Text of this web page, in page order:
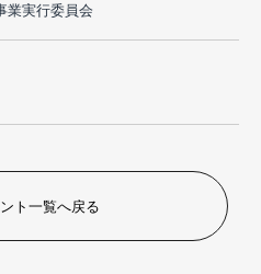
業実行委員会
ト一覧へ戻る